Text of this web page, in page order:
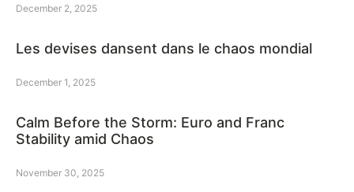
December 2, 2025
Les devises dansent dans le chaos mondial
December 1, 2025
Calm Before the Storm: Euro and Franc
Stability amid Chaos
November 30, 2025